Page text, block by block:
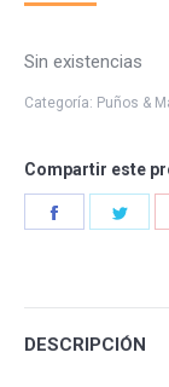
Sin existencias
Categoría: Puños &
Compartir este
DESCRIPCIÓN